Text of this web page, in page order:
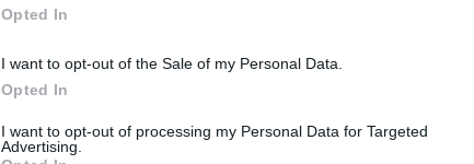
Opted In
I want to opt-out of the Sale of my Personal Data.
Opted In
I want to opt-out of processing my Personal Data for Targeted
Advertising.